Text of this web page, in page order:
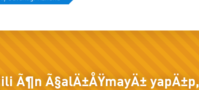
Ã¶n Ã§alÄ±ÅŸmayÄ± yapÄ±p,